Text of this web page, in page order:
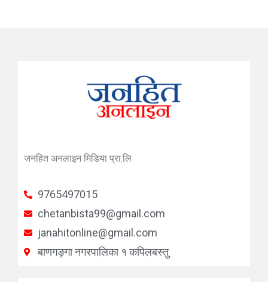
जनहित अनलाइन मिडिया प्रा.लि
9765497015
chetanbista99@gmail.com
janahitonline@gmail.com
बाणगङ्गा नगरपालिका १ कपिलबस्तु